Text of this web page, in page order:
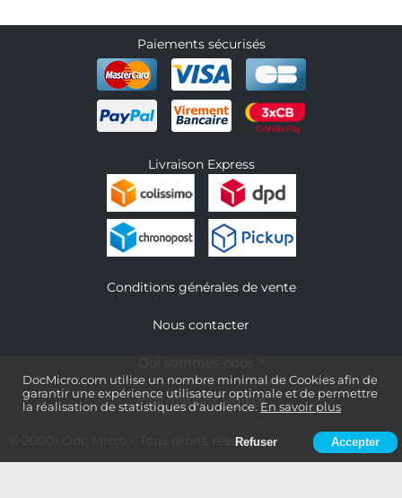
DocMicro.com utilise un nombre minimal de Cookies afin de
garantir une expérience utilisateur optimale et de permettre
la réalisation de statistiques d'audience. En savoir plus
Refuser Accepter
Paiements sécurisés
Livraison Express
Conditions générales de vente
Nous contacter
Informations légales
- Tous droits réservés